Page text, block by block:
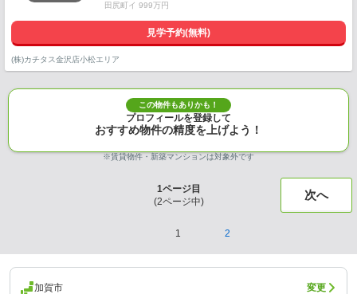
田尻町イ 999万円
見学予約(無料)
(株)カチタス金沢店小松エリア
この物件もありかも！
プロフィールを登録して
おすすめ物件の精度を上げよう！
※賃貸物件・新築マンションは対象外です
1ページ目
(2ページ中) 次へ
1 2
加賀市 変更